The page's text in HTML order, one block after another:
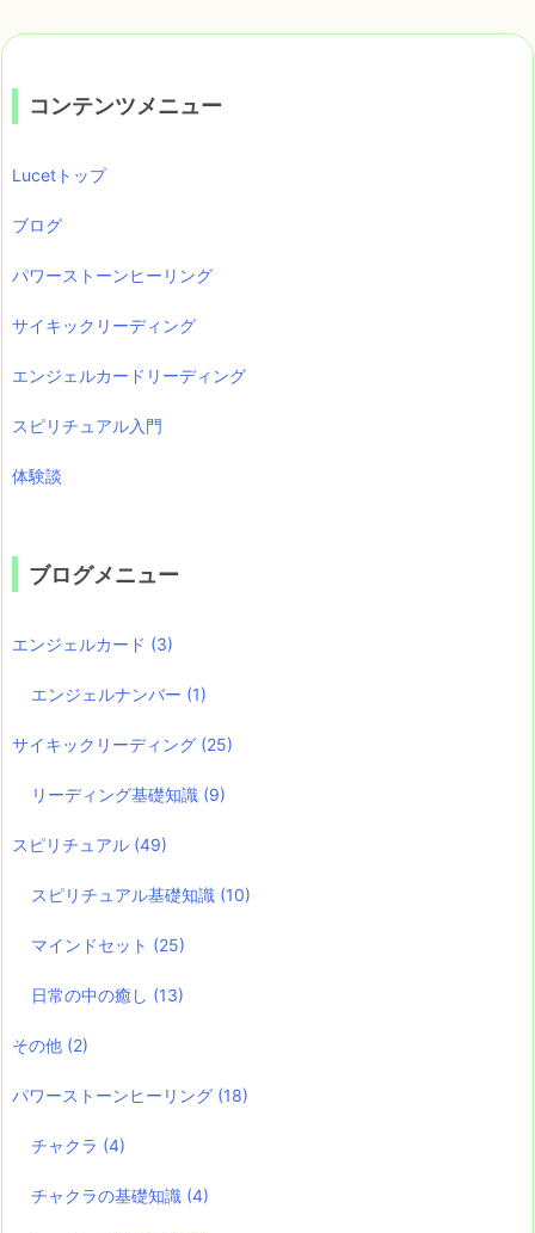
コンテンツメニュー
Lucetトップ
ブログ
パワーストーンヒーリング
サイキックリーディング
エンジェルカードリーディング
スピリチュアル入門
体験談
ブログメニュー
エンジェルカード (3)
エンジェルナンバー (1)
サイキックリーディング (25)
リーディング基礎知識 (9)
スピリチュアル (49)
スピリチュアル基礎知識 (10)
マインドセット (25)
日常の中の癒し (13)
その他 (2)
パワーストーンヒーリング (18)
チャクラ (4)
チャクラの基礎知識 (4)